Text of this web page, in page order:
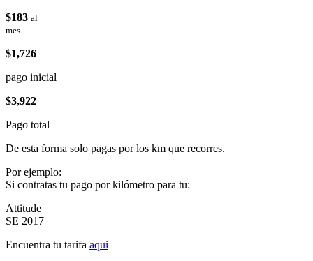
$183 al
mes
$1,726
pago inicial
$3,922
Pago total
De esta forma solo pagas por los km que recorres.
Por ejemplo:
Si contratas tu pago por kilómetro para tu:
Attitude
SE 2017
Encuentra tu tarifa aqui